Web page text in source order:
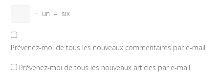
− un = six
Prévenez-moi de tous les nouveaux commentaires par e-mail.
Prévenez-moi de tous les nouveaux articles par e-mail.